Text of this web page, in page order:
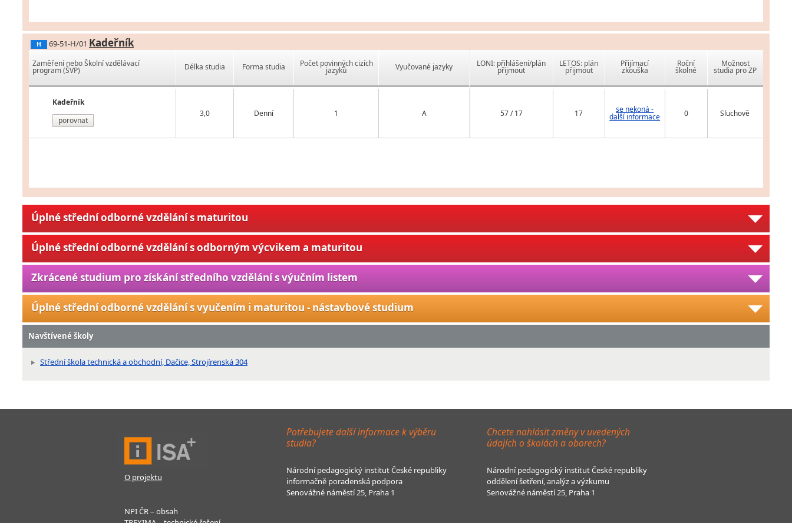
H 69-51-H/01 Kadeřník
Zaměření nebo Školní vzdělávací
program (ŠVP)
Kadeřník
porovnat
Délka studia Forma studia Počet povinných cizích
jazyků Vyučované jazyky
3,0 Denní 1 A
LONI: přihlášení/plán
přijmout
LETOS: plán
přijmout
Přijímací
zkouška
Roční
školné
Možnost
studia pro ZP
57 / 17 17 se nekoná -
další informace 0 Sluchově
Úplné střední odborné vzdělání s maturitou
Úplné střední odborné vzdělání s odborným výcvikem a maturitou
Zkrácené studium pro získání středního vzdělání s výučním listem
Úplné střední odborné vzdělání s vyučením i maturitou - nástavbové studium
Navštívené školy
Střední škola technická a obchodní, Dačice, Strojírenská 304
O projektu
NPI ČR – obsah
Potřebujete další informace k výběru
studia?
Národní pedagogický institut České republiky
informačně poradenská podpora
Senovážné náměstí 25, Praha 1
Chcete nahlásit změny v uvedených
údajích o školách a oborech?
Národní pedagogický institut České republiky
oddělení šetření, analýz a výzkumu
Senovážné náměstí 25, Praha 1